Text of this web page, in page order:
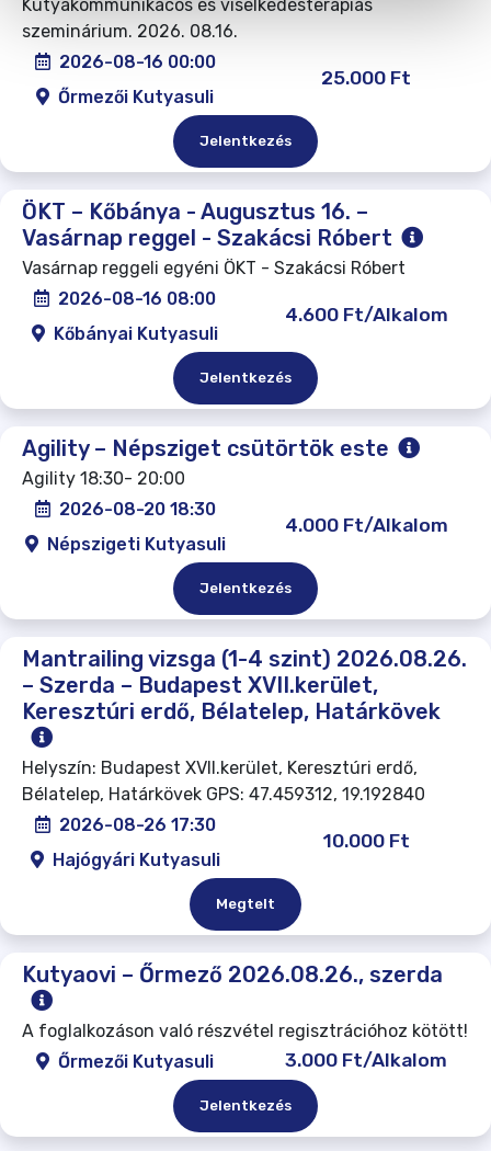
Kutyakommunikácós és viselkedésterápiás
szeminárium. 2026. 08.16.
2026-08-16 00:00
Őrmezői Kutyasuli
25.000 Ft
Jelentkezés
ÖKT – Kőbánya - Augusztus 16. –
Vasárnap reggel - Szakácsi Róbert
Vasárnap reggeli egyéni ÖKT - Szakácsi Róbert
2026-08-16 08:00
Kőbányai Kutyasuli
4.600 Ft/Alkalom
Jelentkezés
Agility – Népsziget csütörtök este
Agility 18:30- 20:00
2026-08-20 18:30
Népszigeti Kutyasuli
4.000 Ft/Alkalom
Jelentkezés
Mantrailing vizsga (1-4 szint) 2026.08.26.
– Szerda – Budapest XVII.kerület,
Keresztúri erdő, Bélatelep, Határkövek
Helyszín: Budapest XVII.kerület, Keresztúri erdő,
Bélatelep, Határkövek GPS: 47.459312, 19.192840
2026-08-26 17:30
Hajógyári Kutyasuli
10.000 Ft
Megtelt
Kutyaovi – Őrmező 2026.08.26., szerda
A foglalkozáson való részvétel regisztrációhoz kötött!
Őrmezői Kutyasuli
3.000 Ft/Alkalom
Jelentkezés